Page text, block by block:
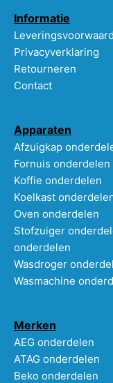
Informatie
Privacyverklaring
Retourneren
Contact
Apparaten
Afzuigkap
Fornuis onderdelen
Koffie onderdelen
Koelkast
Oven onderdelen
Stofzuiger
onderdelen
Wasdroger
Wasmachine
Merken
AEG onderdelen
ATAG onderdelen
Beko onderdelen